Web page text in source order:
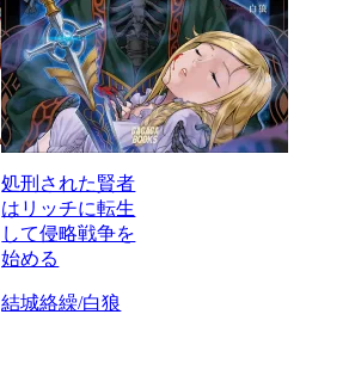
処刑された賢者
はリッチに転生
して侵略戦争を
始める
結城絡繰/白狼